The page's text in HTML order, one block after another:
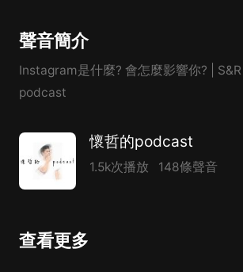
聲音簡介
Instagram是什麼? 會怎麼影響你? |
podcast
懷哲的podcast
1.5k次播放 148條聲音
查看更多